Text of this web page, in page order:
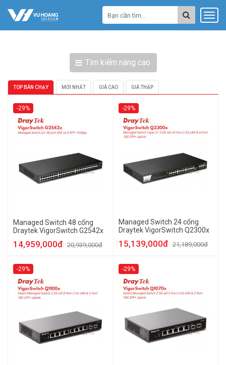
Tìm kiếm nâng cao
TOP BÁN CHẠY MỚI NHẤT GIÁ CAO GIÁ THẤP
-29%
Managed Switch 48 cổng
Draytek VigorSwitch G2542x
14,959,000đ 20,939,000đ
-29%
Managed Switch 24 cổng
Draytek VigorSwitch Q2300x
15,139,000đ 21,189,000đ
-29% -29%